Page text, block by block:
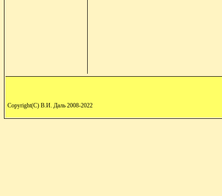
Copyright(C) В.И. Даль 2008-2022